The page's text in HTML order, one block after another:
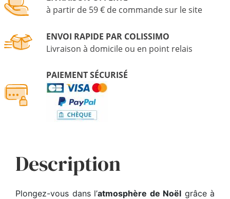
à partir de 59 € de commande sur le site
ENVOI RAPIDE PAR COLISSIMO
Livraison à domicile ou en point relais
PAIEMENT SÉCURISÉ
Description
Plongez-vous dans l’atmosphère de Noël grâce à